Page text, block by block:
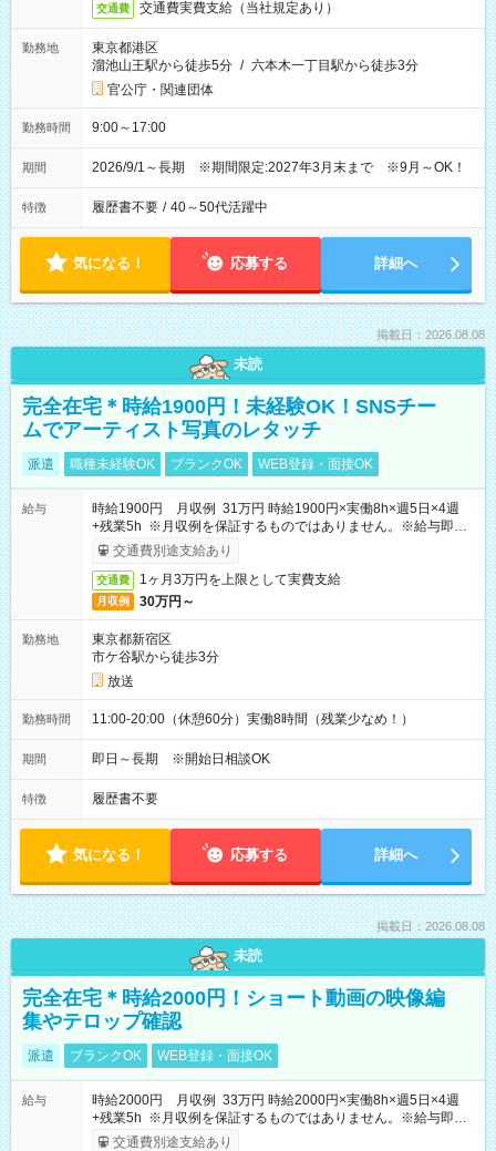
交通費 交通費実費支給（当社規定あり）
勤務地
東京都港区
溜池山王駅から徒歩5分 / 六本木一丁目駅から徒歩3分
官公庁・関連団体
勤務時間 9:00～17:00
期間 2026/9/1～長期 ※期間限定:2027年3月末まで ※9月～OK！
特徴 履歴書不要 / 40～50代活躍中
気になる！ 応募する 詳細へ
掲載日：2026.08.08
未読
完全在宅＊時給1900円！未経験OK！SNSチー
ムでアーティスト写真のレタッチ
派遣 職種未経験OK ブランクOK WEB登録・面接OK
給与
時給1900円 月収例 31万円 時給1900円×実働8h×週5日×4週
+残業5h ※月収例を保証するものではありません。※給与即受
取りサービス利用可（利用条件有）
交通費別途支給あり
交通費 1ヶ月3万円を上限として実費支給
月収例 30万円～
勤務地
東京都新宿区
市ケ谷駅から徒歩3分
放送
勤務時間 11:00-20:00（休憩60分）実働8時間（残業少なめ！）
期間 即日～長期 ※開始日相談OK
特徴 履歴書不要
気になる！ 応募する 詳細へ
掲載日：2026.08.08
未読
完全在宅＊時給2000円！ショート動画の映像編
集やテロップ確認
派遣 ブランクOK WEB登録・面接OK
給与
時給2000円 月収例 33万円 時給2000円×実働8h×週5日×4週
+残業5h ※月収例を保証するものではありません。※給与即受
取りサービス利用可（利用条件有）
交通費別途支給あり